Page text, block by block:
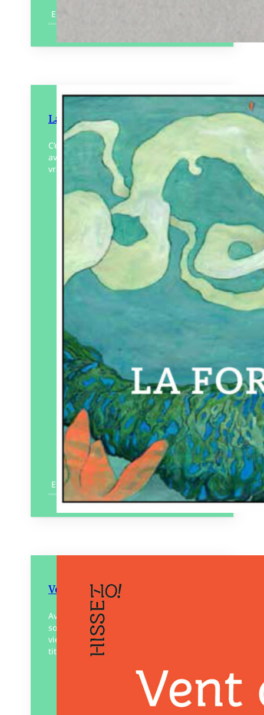
En savoir plus
La Forêt vagabonde
C’est encore une histoire de baleine qui a
avalé 2 personnes me direz vous. C’est
vrai, mais cette baleine là est une forêt…
Éditeur :Patayo
06/10/2023
En savoir plus
Vent du sud
Avec sa famille, Nina s’apprête à quitter
son pays pour commencer une nouvelle
vie de l’autre côté de la mer. Ce nouveau
titre de la collection Hissez ho !…
Voce Verso
21/02/2025